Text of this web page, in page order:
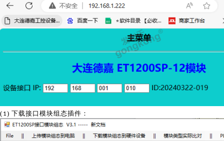
( 1) 下载接口模块组态插件：